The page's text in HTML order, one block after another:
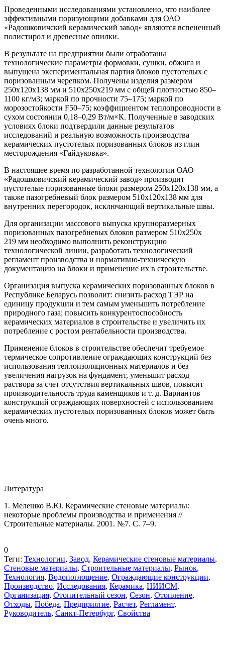
Проведенными исследованиями установлено, что наиболее
эффективными поризующими добавками для ОАО
«Радошковичский керамический завод» являются вспененный
полистирол и древесные опилки.
В результате на предприятии были отработаны
технологические параметры формовки, сушки, обжига и
выпущена экспериментальная партия блоков пустотелых с
поризованным черепком. Получены изделия размером
250х120х138 мм и 510х250х219 мм с общей плотностью 850–
1100 кг/м3; маркой по прочности 75–175; маркой по
морозостойкости F50–75; коэффициентом теплопроводности в
сухом состоянии 0,18–0,29 Вт/м×К. Полученные в заводских
условиях блоки подтвердили данные результатов
исследований и реальную возможность производства
керамических пустотелых поризованных блоков из глин
месторождения «Гайдуковка».
В настоящее время по разработанной технологии ОАО
«Радошковичский керамический завод» производит
пустотелые поризованные блоки размером 250х120х138 мм, а
также пазогребневый блок размером 510х120х138 мм для
внутренних перегородок, исключающий вертикальные швы.
Для организации массового выпуска крупноразмерных
поризованных пазогребневых блоков размером 510х250х
219 мм необходимо выполнить реконструкцию
технологической линии, разработать технологический
регламент производства и нормативно-техническую
документацию на блоки и применение их в строительстве.
Организация выпуска керамических поризованных блоков в
Республике Беларусь позволит: снизить расход ТЭР на
единицу продукции и тем самым уменьшить потребление
природного газа; повысить конкурентоспособность
керамических материалов в строительстве и увеличить их
потребление с ростом рентабельности производства.
Применение блоков в строительстве обеспечит требуемое
термическое сопротивление ограждающих конструкций без
использования теплоизоляционных материалов и без
увеличения нагрузок на фундамент, уменьшит расход
раствора за счет отсутствия вертикальных швов, повысит
производительность труда каменщиков и т. д. Вариантов
конструкций ограждающих поверхностей с использованием
керамических пустотелых поризованных блоков может быть
очень много.
Литература
1. Мелешко В.Ю. Керамические стеновые материалы:
некоторые проблемы производства и применения //
Строительные материалы. 2001. №7. С. 7–9.
0
Теги: Технологии, Завод, Керамические стеновые материалы,
Стеновые материалы, Строительные материалы, Рынок,
Технология, Водопоглощение, Ограждающие конструкции,
Производство, Исследования, Керамика, НИИСМ,
Организация, Отопительный сезон, Сезон, Отопление,
Отходы, Победа, Предприятие, Расчет, Регламент,
Руководитель, Санкт-Петербург, Свойства